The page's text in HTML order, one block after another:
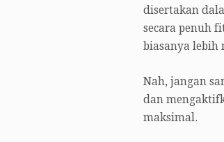
disertakan
secara penuh
biasanya lebih
Nah, jangan
dan
maksimal.